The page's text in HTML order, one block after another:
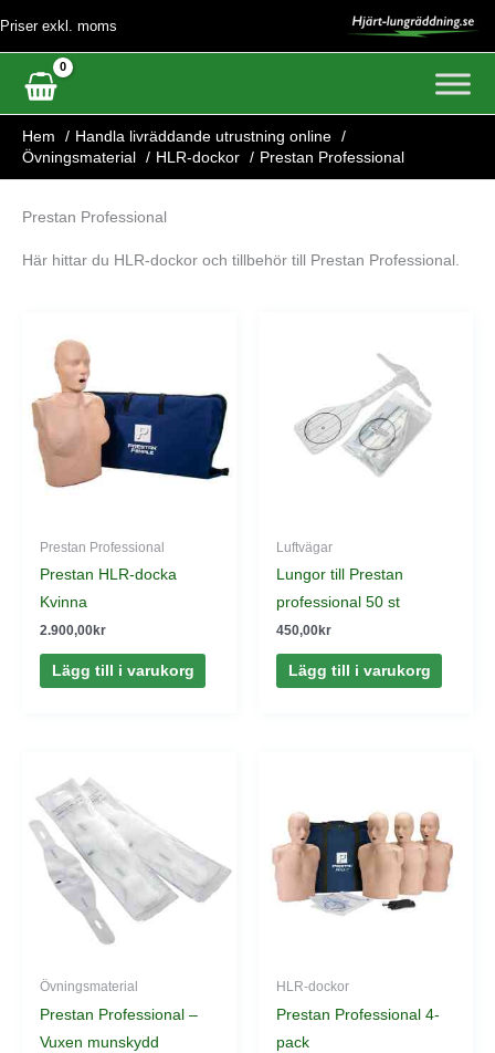
innehåll
Priser exkl. moms
Hem
Handla livräddande utrustning online
Övningsmaterial
HLR-dockor Prestan Professional
Prestan Professional
Här hittar du HLR-dockor och tillbehör till Prestan Professional.
Prestan Professional
Prestan HLR-docka
Kvinna
2.900,00kr
Lägg till i varukorg
Luftvägar
Lungor till Prestan
professional 50 st
450,00kr
Lägg till i varukorg
Övningsmaterial
Prestan Professional –
Vuxen munskydd
HLR-dockor
Prestan Professional 4-
pack